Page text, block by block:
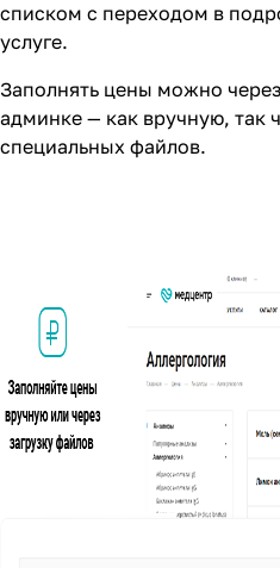
списком с переходом в
услуге.
Заполнять цены можно
админке — как вручную, так
специальных файлов.